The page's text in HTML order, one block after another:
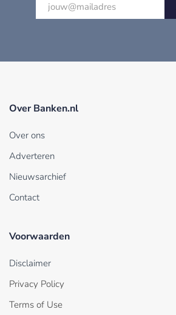
Over Banken.nl
Over ons
Adverteren
Nieuwsarchief
Contact
Voorwaarden
Disclaimer
Privacy Policy
Terms of Use